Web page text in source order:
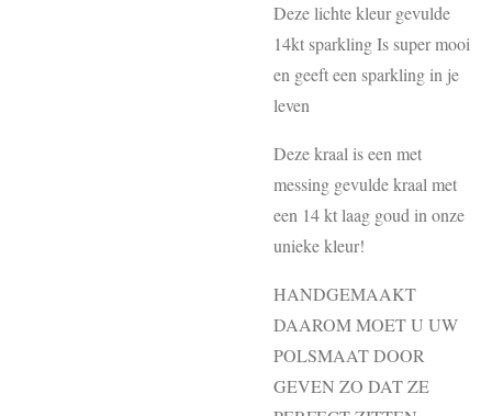
Deze lichte kleur gevulde
14kt sparkling Is super mooi
en geeft een sparkling in je
leven
Deze kraal is een met
messing gevulde kraal met
een 14 kt laag goud in onze
unieke kleur!
HANDGEMAAKT
DAAROM MOET U UW
POLSMAAT DOOR
GEVEN ZO DAT ZE